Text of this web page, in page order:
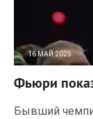
16 МАЙ 2025
Фьюри
Бывший